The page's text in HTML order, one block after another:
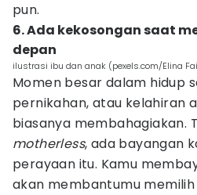
pun.
6. Ada kekosongan saat
depan
ilustrasi ibu dan anak (pexels.com/Elina
Momen besar dalam hidup
pernikahan, atau kelahiran
biasanya membahagiakan.
motherless, ada bayangan
perayaan itu. Kamu
akan membantumu